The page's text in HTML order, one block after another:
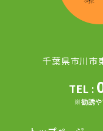
千葉県市川市
TEL :